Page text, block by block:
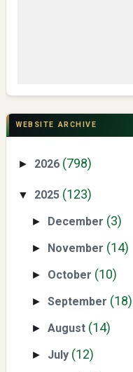
Hasil Panen
Swiss German
Non-Academic
WEBSITE ARCHIVE
► 2026 (798)
▼ 2025 (123)
► December (3)
► November (14)
► October (10)
►September (18)
►August (14)
► July (12)